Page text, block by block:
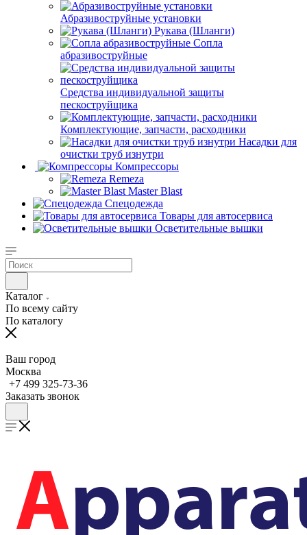
Абразивоструйные установки
Рукава (Шланги)
Сопла
абразивоструйные
Средства индивидуальной защиты
пескоструйщика
Комплектующие, запчасти, расходники
Насадки для
очистки труб изнутри
Компрессоры
Remeza
Master Blast
Спецодежда
Товары для автосервиса
Осветительные вышки
Каталог
По всему сайту
По каталогу
Ваш город
Москва
+7 499 325-73-36
Заказать звонок